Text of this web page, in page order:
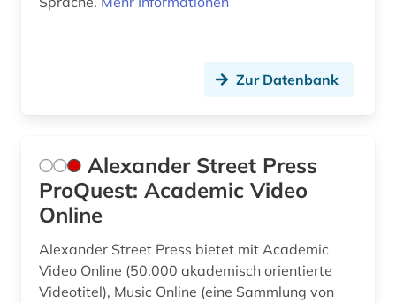
entwicklungspolitik (1)
entwicklungszusammenarbeit (2)
entwicklungsökonomie (1)
Zur Datenbank
Alexander Street Press
ProQuest: Academic Video
Online
Alexander Street Press bietet mit Academic
Video Online (50.000 akademisch orientierte
Videotitel), Music Online (eine Sammlung von